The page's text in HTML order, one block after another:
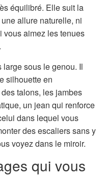
équilibré. Elle suit la
allure naturelle, ni
vous aimez les tenues
large sous le genou. Il
silhouette en
talons, les jambes
un jean qui renforce
dans lequel vous
des escaliers sans y
voyez dans le miroir.
qui vous